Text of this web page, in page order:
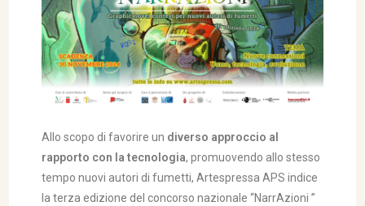
Allo scopo di favorire un diverso approccio al
rapporto con la tecnologia, promuovendo allo stesso
tempo nuovi autori di fumetti, Artespressa APS indice
la terza edizione del concorso nazionale “NarrAzioni ”